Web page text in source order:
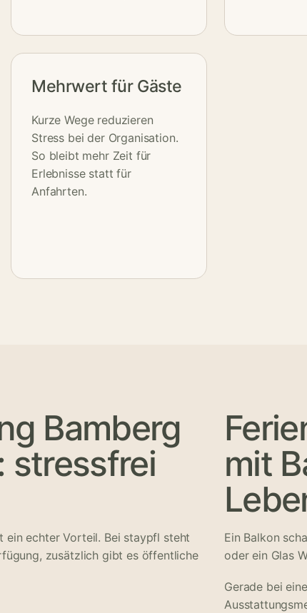
Mehrwert für Gäste
Kurze Wege reduzieren
Stress bei der Organisation.
So bleibt mehr Zeit für
Erlebnisse statt für
Anfahrten.
Bamberg
stressfrei
ein echter Vorteil. Bei staypfl steht
zusätzlich gibt es öffentliche
mit
Ein Balkon
oder ein Glas
Gerade bei